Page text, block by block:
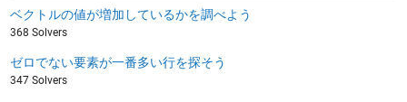
ベクトルの値が増加しているかを調べよう
368 Solvers
ゼロでない要素が一番多い行を探そう
347 Solvers